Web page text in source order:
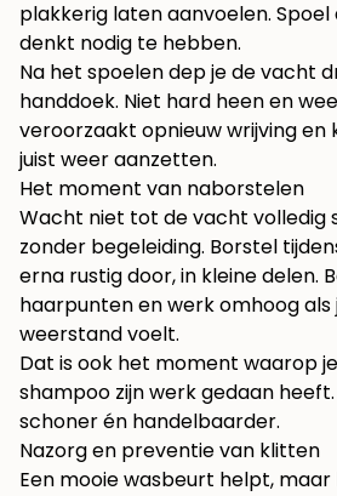
plakkerig laten aanvoelen. Spoel
denkt nodig te hebben.
Na het spoelen dep je de vacht
handdoek. Niet hard heen en
veroorzaakt opnieuw wrijving en
juist weer aanzetten.
Het moment van naborstelen
Wacht niet tot de vacht volledig
zonder begeleiding. Borstel
erna rustig door, in kleine delen.
haarpunten en werk omhoog als
weerstand voelt.
Dat is ook het moment waarop
shampoo zijn werk gedaan
schoner én handelbaarder.
Nazorg en preventie van klitten
Een mooie wasbeurt helpt,